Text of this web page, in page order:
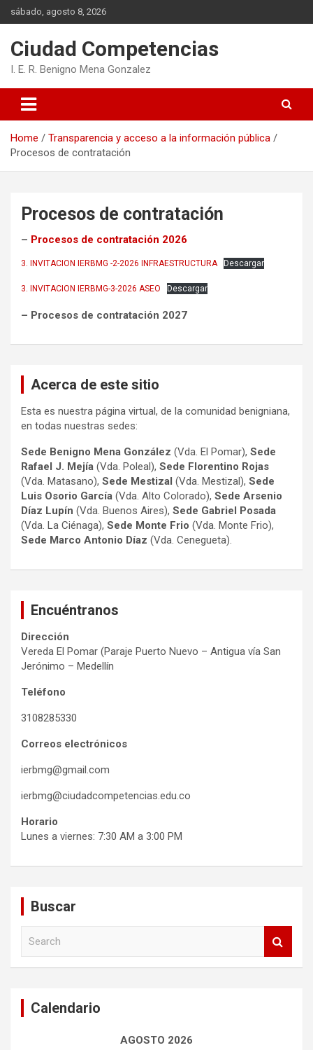
Skip
to
sábado, agosto 8, 2026
Ciudad Competencias
I. E. R. Benigno Mena Gonzalez
Home
Transparencia y acceso a la información pública
Procesos de contratación
Procesos de contratación
– Procesos de contratación 2026
3. INVITACION IERBMG -2-2026 INFRAESTRUCTURA Descargar
3. INVITACION IERBMG-3-2026 ASEO Descargar
– Procesos de contratación 2027
Acerca de este sitio
Esta es nuestra página virtual, de la comunidad benigniana,
en todas nuestras sedes:
Sede Benigno Mena González (Vda. El Pomar), Sede
Rafael J. Mejía (Vda. Poleal), Sede Florentino Rojas
(Vda. Matasano), Sede Mestizal (Vda. Mestizal), Sede
Luis Osorio García (Vda. Alto Colorado), Sede Arsenio
Díaz Lupín (Vda. Buenos Aires), Sede Gabriel Posada
(Vda. La Ciénaga), Sede Monte Frio (Vda. Monte Frio),
Sede Marco Antonio Díaz (Vda. Cenegueta).
Encuéntranos
Dirección
Vereda El Pomar (Paraje Puerto Nuevo – Antigua vía San
Jerónimo – Medellín
Teléfono
3108285330
Correos electrónicos
ierbmg@gmail.com
ierbmg@ciudadcompetencias.edu.co
Horario
Lunes a viernes: 7:30 AM a 3:00 PM
Buscar
Calendario
AGOSTO 2026